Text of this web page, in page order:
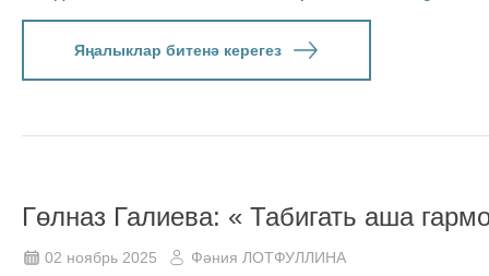
Яңалыклар битенә керегез
Гөлназ Галиева: « Табигать аша
02 ноябрь 2025 Фәния ЛОТФУЛЛИНА